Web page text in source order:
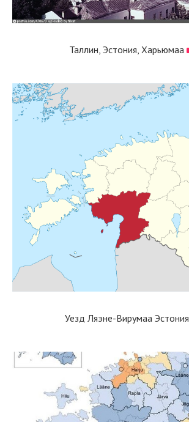
Таллин, Эстония, Харьюмаа
Уезд Ляэне-Вирумаа Эстония